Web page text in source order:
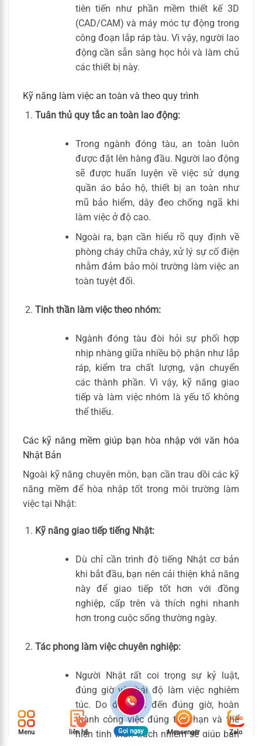
tiên tiến như phần mềm thiết kế 3D
(CAD/CAM) và máy móc tự động trong
công đoạn lắp ráp tàu. Vì vậy, người lao
động cần sẵn sàng học hỏi và làm chủ
các thiết bị này.
Kỹ năng làm việc an toàn và theo quy trình
Tuân thủ quy tắc an toàn lao động:
Trong ngành đóng tàu, an toàn luôn
được đặt lên hàng đầu. Người lao động
sẽ được huấn luyện về việc sử dụng
quần áo bảo hộ, thiết bị an toàn như
mũ bảo hiểm, dây đeo chống ngã khi
làm việc ở độ cao.
Ngoài ra, bạn cần hiểu rõ quy định về
phòng cháy chữa cháy, xử lý sự cố điện
nhằm đảm bảo môi trường làm việc an
toàn tuyệt đối.
Tinh thần làm việc theo nhóm:
Ngành đóng tàu đòi hỏi sự phối hợp
nhịp nhàng giữa nhiều bộ phận như lắp
ráp, kiểm tra chất lượng, vận chuyển
các thành phần. Vì vậy, kỹ năng giao
tiếp và làm việc nhóm là yếu tố không
thể thiếu.
Các kỹ năng mềm giúp bạn hòa nhập với văn hóa
Nhật Bản
Ngoài kỹ năng chuyên môn, bạn cần trau dồi các kỹ
năng mềm để hòa nhập tốt trong môi trường làm
việc tại Nhật:
Kỹ năng giao tiếp tiếng Nhật:
Dù chỉ cần trình độ tiếng Nhật cơ bản
khi bắt đầu, bạn nên cải thiện khả năng
này để giao tiếp tốt hơn với đồng
nghiệp, cấp trên và thích nghi nhanh
hơn trong cuộc sống thường ngày.
Tác phong làm việc chuyên nghiệp:
Người Nhật rất coi trọng sự kỷ luật,
đúng giờ và thái độ làm việc nghiêm
túc. Do đó, việc đến đúng giờ, hoàn
thành công việc đúng thời hạn và thể
hiện tinh thần trách nhiệm sẽ giúp bạn
Menu liên hệ Gọi ngay Messenger Zalo